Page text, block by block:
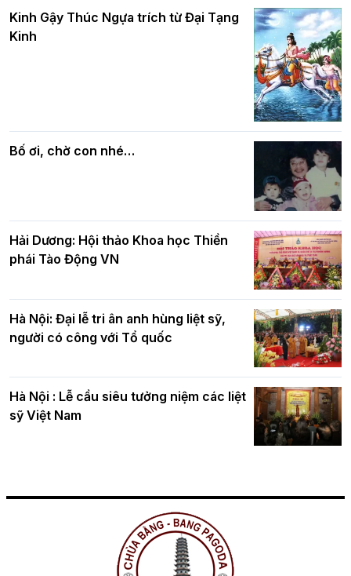
kính mừng Đại lễ Phật đản PL.2570 –
DL.2026
nhân mùa Phật đản PL.2570
và bình đẳng trong Phật giáo
Phật giáo chính tín Phần 7: Luật nhân
quả
Kinh Gậy Thúc Ngựa trích từ Đại Tạng
Kinh
Bố ơi, chờ con nhé…
Hải Dương: Hội thảo Khoa học Thiền
phái Tào Động VN
Hà Nội: Đại lễ tri ân anh hùng liệt sỹ,
người có công với Tổ quốc
Hà Nội : Lễ cầu siêu tưởng niệm các liệt
sỹ Việt Nam